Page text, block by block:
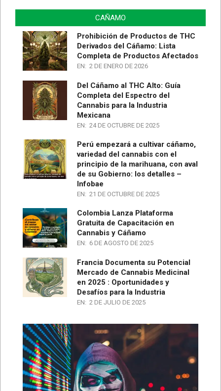
CAÑAMO
Prohibición de Productos de THC
Derivados del Cáñamo: Lista
Completa de Productos Afectados
EN: 2 DE ENERO DE 2026
Del Cáñamo al THC Alto: Guía
Completa del Espectro del
Cannabis para la Industria
Mexicana
EN: 24 DE OCTUBRE DE 2025
Perú empezará a cultivar cáñamo,
variedad del cannabis con el
principio de la marihuana, con aval
de su Gobierno: los detalles –
Infobae
EN: 21 DE OCTUBRE DE 2025
Colombia Lanza Plataforma
Gratuita de Capacitación en
Cannabis y Cáñamo
EN: 6 DE AGOSTO DE 2025
Francia Documenta su Potencial
Mercado de Cannabis Medicinal
en 2025 : Oportunidades y
Desafíos para la Industria
EN: 2 DE JULIO DE 2025